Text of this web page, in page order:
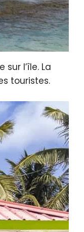
l’île. La
touristes.